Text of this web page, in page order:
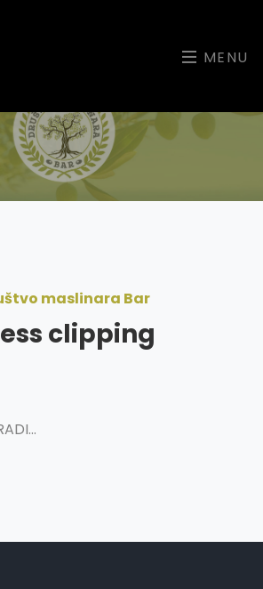
MENU
maslinara Bar
clipping